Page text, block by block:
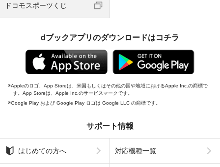
ドコモスポーツくじ
dブックアプリのダウンロードはコチラ
Appleのロゴ、App Storeは、米国もしくはその他の国や地域におけるApple Inc.の商標で
す。App Storeは、Apple Inc.のサービスマークです。
Google Play および Google Play ロゴは Google LLC の商標です。
サポート情報
はじめての方へ 対応機種一覧